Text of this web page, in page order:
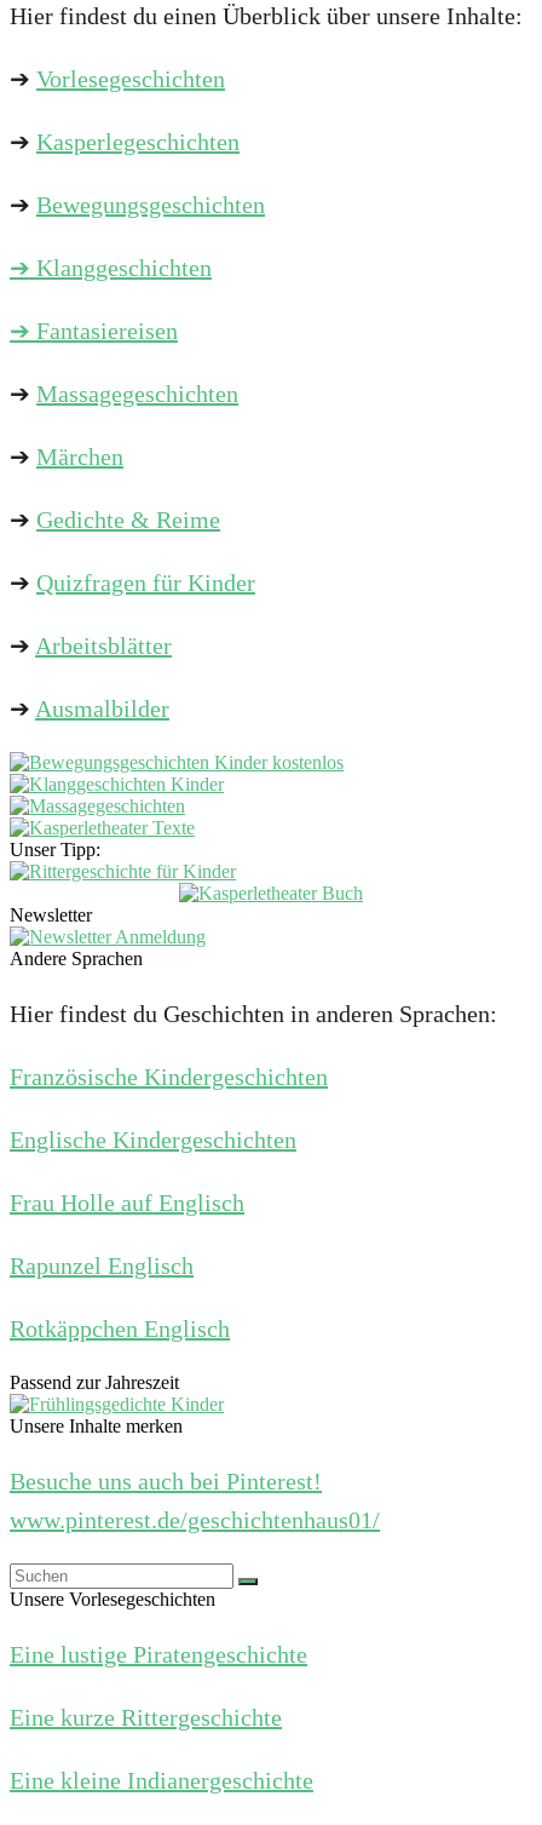
Hier findest du einen Überblick über unsere Inhalte:
➔ Vorlesegeschichten
➔ Kasperlegeschichten
➔ Bewegungsgeschichten
➔ Klanggeschichten
➔ Fantasiereisen
➔ Massagegeschichten
➔ Märchen
➔ Gedichte & Reime
➔ Quizfragen für Kinder
➔ Arbeitsblätter
➔ Ausmalbilder
Unser Tipp:
Newsletter
Andere Sprachen
Hier findest du Geschichten in anderen Sprachen:
Französische Kindergeschichten
Englische Kindergeschichten
Frau Holle auf Englisch
Rapunzel Englisch
Rotkäppchen Englisch
Passend zur Jahreszeit
Unsere Inhalte merken
Besuche uns auch bei Pinterest!
www.pinterest.de/geschichtenhaus01/
Unsere Vorlesegeschichten
Eine lustige Piratengeschichte
Eine kurze Rittergeschichte
Eine kleine Indianergeschichte